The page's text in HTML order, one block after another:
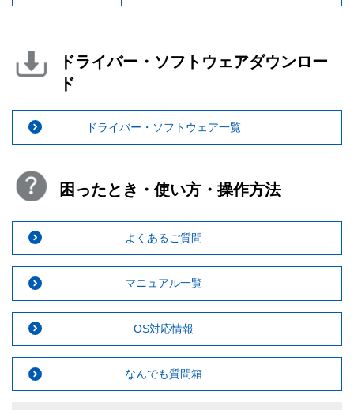
ドライバー・ソフトウェアダウンロー
ド
ドライバー・ソフトウェア一覧
困ったとき・使い方・操作方法
よくあるご質問
マニュアル一覧
OS対応情報
なんでも質問箱